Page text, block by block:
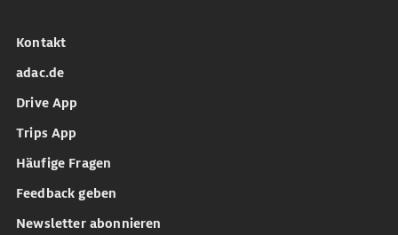
Kontakt
adac.de
Drive App
Trips App
Häufige Fragen
Feedback geben
Newsletter abonnieren